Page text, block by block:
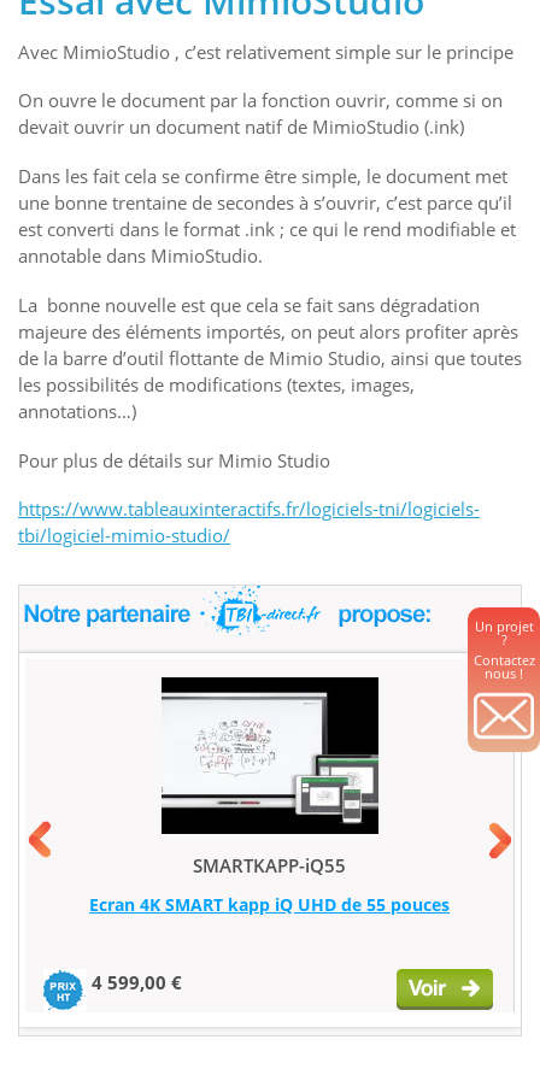
Un projet
?
Contactez
nous !
Avec MimioStudio , c’est relativement simple sur le principe
On ouvre le document par la fonction ouvrir, comme si on
devait ouvrir un document natif de MimioStudio (.ink)
Dans les fait cela se confirme être simple, le document met
une bonne trentaine de secondes à s’ouvrir, c’est parce qu’il
est converti dans le format .ink ; ce qui le rend modifiable et
annotable dans MimioStudio.
La bonne nouvelle est que cela se fait sans dégradation
majeure des éléments importés, on peut alors profiter après
de la barre d’outil flottante de Mimio Studio, ainsi que toutes
les possibilités de modifications (textes, images,
annotations…)
Pour plus de détails sur Mimio Studio
https://www.tableauxinteractifs.fr/logiciels-tni/logiciels-
tbi/logiciel-mimio-studio/
SMARTKAPP-iQ55
Ecran 4K SMART kapp iQ UHD de 55 pouces
4 599,00 €